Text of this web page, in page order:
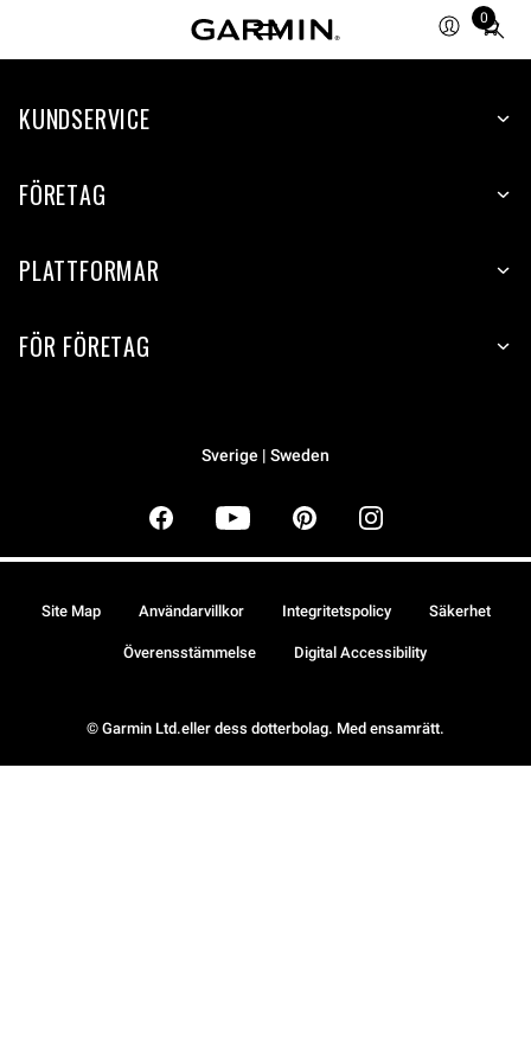
0
Total
items
cart:
KUNDSERVICE
FÖRETAG
PLATTFORMAR
FÖR FÖRETAG
Sverige | Sweden
© Garmin Ltd.eller dess dotterbolag. Med ensamrätt.
Site Map Användarvillkor Integritetspolicy Säkerhet
Överensstämmelse Digital Accessibility